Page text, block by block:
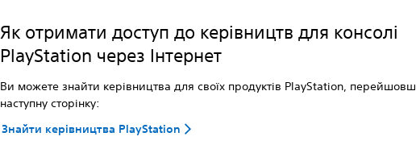
Як отримати доступ до керівництв для консолі
PlayStation через Інтернет
Ви можете знайти керівництва для своїх продуктів PlayStation,
наступну сторінку:
Знайти керівництва PlayStation